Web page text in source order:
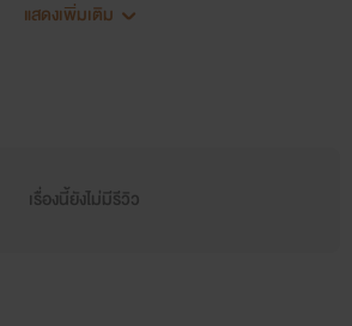
แสดงเพิ่มเติม
เรื่องนี้ยังไม่มีรีวิว